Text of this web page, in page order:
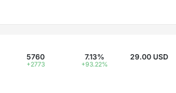
5760
+2773
7.13%
+93.22%
29.00 USD